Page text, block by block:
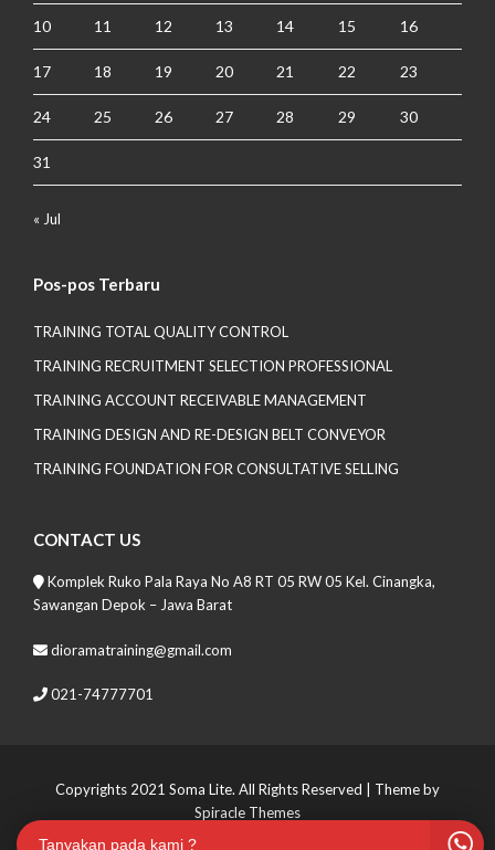
10 11 12 13 14 15 16
17 18 19 20 21 22 23
24 25 26 27 28 29 30
31
« Jul
Pos-pos Terbaru
TRAINING TOTAL QUALITY CONTROL
TRAINING RECRUITMENT SELECTION PROFESSIONAL
TRAINING ACCOUNT RECEIVABLE MANAGEMENT
TRAINING DESIGN AND RE-DESIGN BELT CONVEYOR
TRAINING FOUNDATION FOR CONSULTATIVE SELLING
CONTACT US
Komplek Ruko Pala Raya No A8 RT 05 RW 05 Kel. Cinangka,
Sawangan Depok – Jawa Barat
dioramatraining@gmail.com
021-74777701
Copyrights 2021 Soma Lite. All Rights Reserved | Theme by
Spiracle Themes
Tanyakan pada kami ?